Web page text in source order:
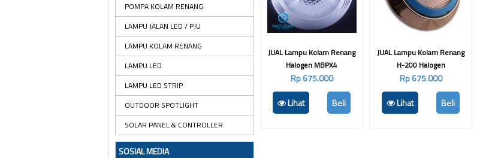
JUAL Lampu Kolam Renang
Halogen MBPX4
Rp 675.000
Lihat
Beli
JUAL Lampu Kolam Renang
H-200 Halogen
Rp 675.000
Lihat
Beli
POMPA KOLAM RENANG
LAMPU JALAN LED / PJU
LAMPU KOLAM RENANG
LAMPU LED
LAMPU LED STRIP
OUTDOOR SPOTLIGHT
SOLAR PANEL & CONTROLLER
SOSIAL MEDIA